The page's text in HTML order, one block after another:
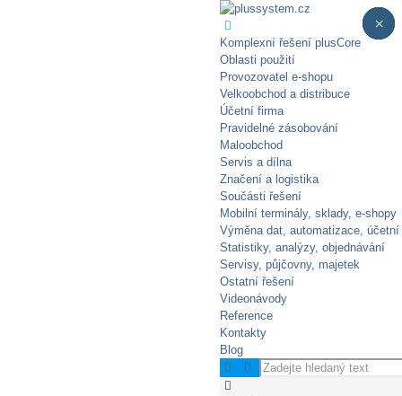
Komplexní řešení plusCore
Oblasti použití
Provozovatel e-shopu
Velkoobchod a distribuce
Účetní firma
Pravidelné zásobování​
Maloobchod
Servis a dílna
Značení a logistika
Součásti řešení
Mobilní terminály, sklady, e‑shopy
Výměna dat, automatizace, účetní
Statistiky, analýzy, objednávání
Servisy, půjčovny, majetek
Ostatní řešení
Videonávody
Reference
Kontakty
Blog
×
×
×
×
×